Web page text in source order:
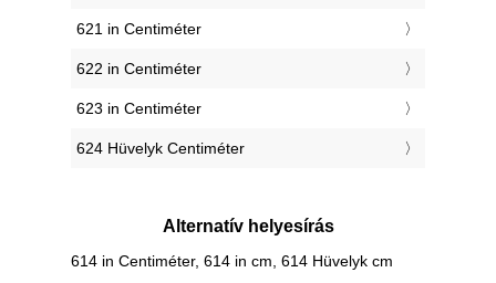
621 in Centiméter
622 in Centiméter
623 in Centiméter
624 Hüvelyk Centiméter
Alternatív helyesírás
614 in Centiméter, 614 in cm, 614 Hüvelyk cm